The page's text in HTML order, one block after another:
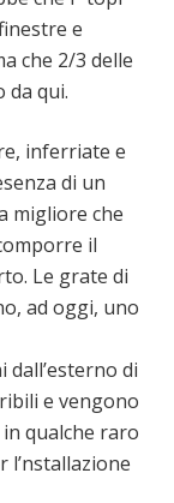
e
che 2/3 delle
qui.
inferriate e
di un
migliore che
il
Le grate di
ad oggi, uno
di
e vengono
qualche raro
l’nstallazione